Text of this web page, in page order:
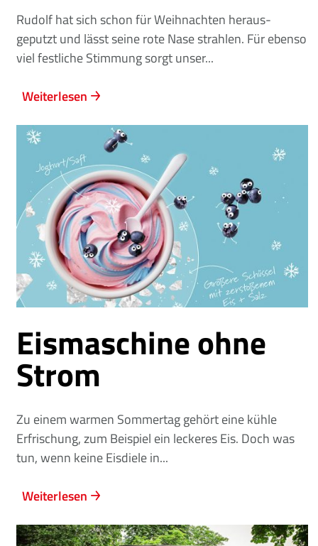
Rudolf hat sich schon für Weihnachten heraus-
geputzt und lässt seine rote Nase strahlen. Für ebenso
viel festliche Stimmung sorgt unser...
Weiterlesen
Eismaschine ohne
Strom
Zu einem warmen Sommertag gehört eine kühle
Erfrischung, zum Beispiel ein leckeres Eis. Doch was
tun, wenn keine Eisdiele in...
Weiterlesen